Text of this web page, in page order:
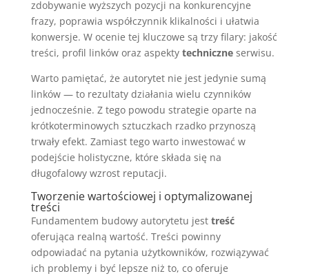
zdobywanie wyższych pozycji na konkurencyjne
frazy, poprawia współczynnik klikalności i ułatwia
konwersje. W ocenie tej kluczowe są trzy filary: jakość
treści, profil linków oraz aspekty techniczneserwisu.
Warto pamiętać, że autorytet nie jest jedynie sumą
linków — to rezultaty działania wielu czynników
jednocześnie. Z tego powodu strategie oparte na
krótkoterminowych sztuczkach rzadko przynoszą
trwały efekt. Zamiast tego warto inwestować w
podejście holistyczne, które składa się na
długofalowy wzrost reputacji.
Tworzenie wartościowej i optymalizowanej
treści
Fundamentem budowy autorytetu jest treść
oferująca realną wartość. Treści powinny
odpowiadać na pytania użytkowników, rozwiązywać
ich problemy i być lepsze niż to, co oferuje